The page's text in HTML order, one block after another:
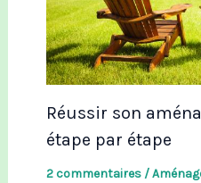
Réussir son
étape par étape
2 commentaires /